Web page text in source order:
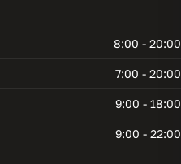
8:00 - 20:00
7:00 - 20:00
9:00 - 18:00
9:00 - 22:00